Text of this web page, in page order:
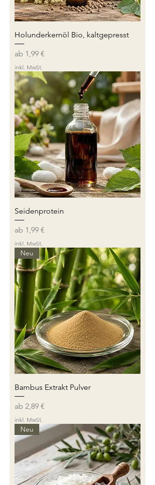
Holunderkernöl Bio, kaltgepresst
ab 1,99 €
Sale-Preis
inkl. MwSt.
Seidenprotein
ab 1,99 €
Sale-Preis
inkl. MwSt.
Neu
Bambus Extrakt Pulver
ab 2,89 €
Sale-Preis
inkl. MwSt.
Neu